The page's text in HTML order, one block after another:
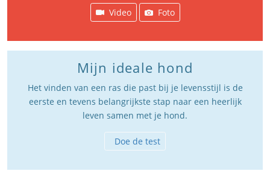
Video Foto
Mijn ideale hond
Het vinden van een ras die past bij je levensstijl is de
eerste en tevens belangrijkste stap naar een heerlijk
leven samen met je hond.
Doe de test